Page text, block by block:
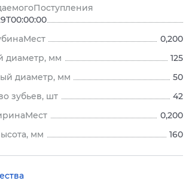
0,200
диаметр, мм
125
диаметр, мм
50
зубьев, шт
42
0,200
мм
160